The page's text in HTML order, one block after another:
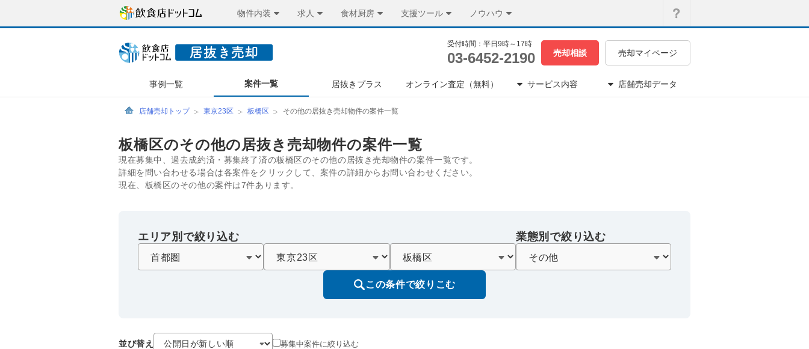
物件内装 求人 食材厨房 支援ツール ノウハウ
受付時間：平日9時～17時
03-6452-2190 売却相談 売却マイページ
事例一覧 案件一覧 居抜きプラス オンライン査定（無料） サービス内容 店舗売却データ
店舗売却トップ 東京23区 板橋区 その他の居抜き売却物件の案件一覧
板橋区のその他の居抜き売却物件の案件一覧
現在募集中、過去成約済・募集終了済の板橋区のその他の居抜き売却物件の案件一覧です。
詳細を問い合わせる場合は各案件をクリックして、案件の詳細からお問い合わせください。
現在、板橋区のその他の案件は7件あります。
エリア別で絞り込む 業態別で絞り込む
この条件で絞りこむ
並び替え 募集中案件に絞り込む